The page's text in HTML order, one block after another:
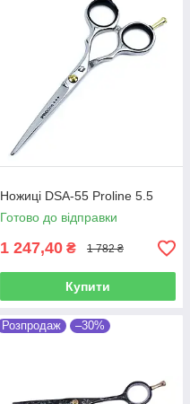
Ножиці DSA-55 Proline 5.5
Готово до відправки
1 247,40 ₴ 1 782 ₴
Купити
Розпродаж –30%